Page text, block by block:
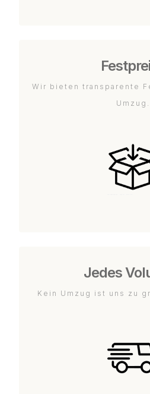
Wir bieten transparente
Umzug.
Jedes
Kein Umzug ist uns zu